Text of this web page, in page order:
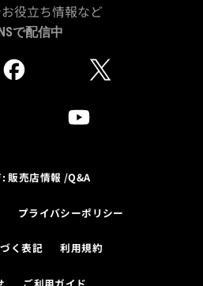
役立ち情報など
で配信中
販売店情報 /Q&A
プライバシーポリシー
く表記 利用規約